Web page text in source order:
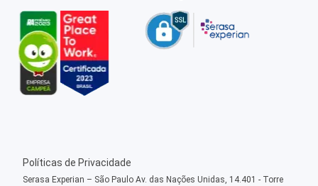
Políticas de Privacidade
Serasa Experian – São Paulo Av. das Nações Unidas, 14.401 - Torre